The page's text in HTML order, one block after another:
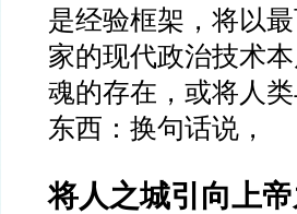
是经验框架，将以
家的现代政治技术
魂的存在，或将人
东西：换句话说，
将人之城引向上帝